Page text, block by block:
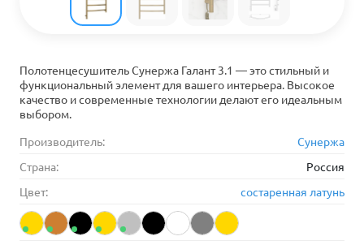
Полотенцесушитель Сунержа Галант 3.1 — это стильный и
функциональный элемент для вашего интерьера. Высокое
качество и современные технологии делают его идеальным
выбором.
Производитель:
Сунержа
Страна:
Россия
Цвет:
состаренная латунь